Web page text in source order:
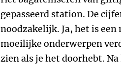
gepasseerd station. De
noodzakelijk. Ja, het is
moeilijke onderwerpen
zien als je het doorhebt.